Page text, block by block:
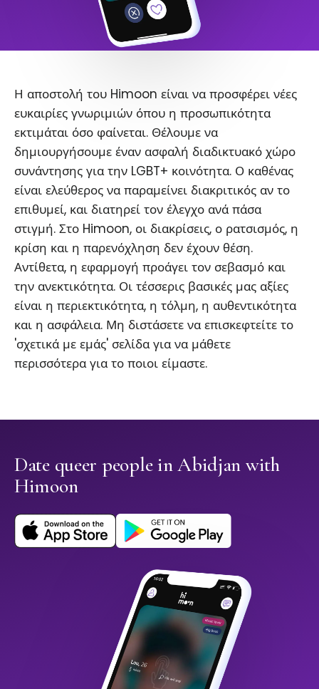
Η αποστολή του Himoon είναι να προσφέρει νέες
ευκαιρίες γνωριμιών όπου η προσωπικότητα
εκτιμάται όσο φαίνεται. Θέλουμε να
δημιουργήσουμε έναν ασφαλή διαδικτυακό χώρο
συνάντησης για την LGBT+ κοινότητα. Ο καθένας
είναι ελεύθερος να παραμείνει διακριτικός αν το
επιθυμεί, και διατηρεί τον έλεγχο ανά πάσα
στιγμή. Στο Himoon, οι διακρίσεις, ο ρατσισμός, η
κρίση και η παρενόχληση δεν έχουν θέση.
Αντίθετα, η εφαρμογή προάγει τον σεβασμό και
την ανεκτικότητα. Οι τέσσερις βασικές μας αξίες
είναι η περιεκτικότητα, η τόλμη, η αυθεντικότητα
και η ασφάλεια. Μη διστάσετε να επισκεφτείτε το
'σχετικά με εμάς' σελίδα για να μάθετε
περισσότερα για το ποιοι είμαστε.
Date queer people in Abidjan with
Himoon